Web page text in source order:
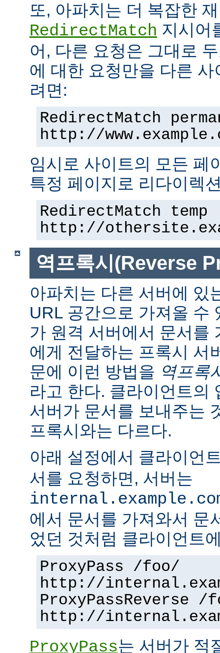
또, 아파치는 더 복잡한
RedirectMatch 지시어
어, 다른 요청은 그대로
에 대한 요청만을 다른
려면:
RedirectMatch
http://
임시로 사이트의 모든 페
특정 페이지로 리다이렉
RedirectMatch
http://
역프록시(Reverse
아파치는 다른 서버에 있
URL 공간으로 가져올 수
가 원격 서버에서 문서를
에게 전달하는 프록시 서
문에 이런 방법을 역프록
라고 한다. 클라이언트의
서버가 문서를 보내주는
프록시와는 다르다.
아래 설정에서 클라이언
서를 요청하면, 서버는
에서 문서를 가져와서 문
었던 것처럼 클라이언트
ProxyPass /foo/
http://
ProxyPassReverse /
http://
ProxyPass는 서버가 적